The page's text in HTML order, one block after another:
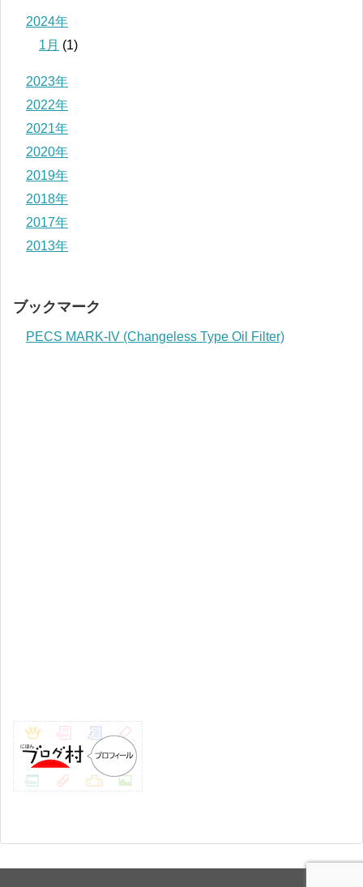
2024年
1月 (1)
2023年
2022年
2021年
2020年
2019年
2018年
2017年
2013年
ブックマーク
PECS MARK-IV (Changeless Type Oil Filter)